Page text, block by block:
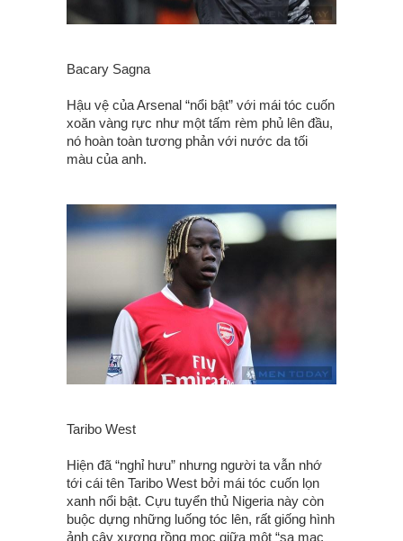
Bacary Sagna
Hậu vệ của Arsenal “nổi bật” với mái tóc cuốn
xoăn vàng rực như một tấm rèm phủ lên đầu,
nó hoàn toàn tương phản với nước da tối
màu của anh.
Taribo West
Hiện đã “nghỉ hưu” nhưng người ta vẫn nhớ
tới cái tên Taribo West bởi mái tóc cuốn lọn
xanh nổi bật. Cựu tuyển thủ Nigeria này còn
buộc dựng những luống tóc lên, rất giống hình
ảnh cây xương rồng mọc giữa một “sa mạc